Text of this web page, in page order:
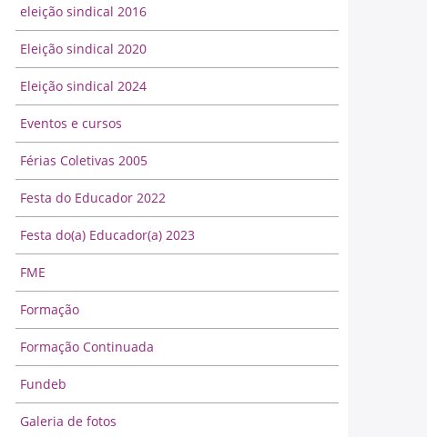
eleição sindical 2016
Eleição sindical 2020
Eleição sindical 2024
Eventos e cursos
Férias Coletivas 2005
Festa do Educador 2022
Festa do(a) Educador(a) 2023
FME
Formação
Formação Continuada
Fundeb
Galeria de fotos